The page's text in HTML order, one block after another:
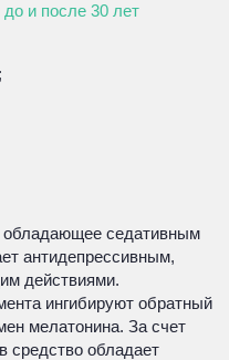
и после 30 лет
обладающее седативным
антидепрессивным,
действиями.
ингибируют обратный
мелатонина. За счет
средство обладает